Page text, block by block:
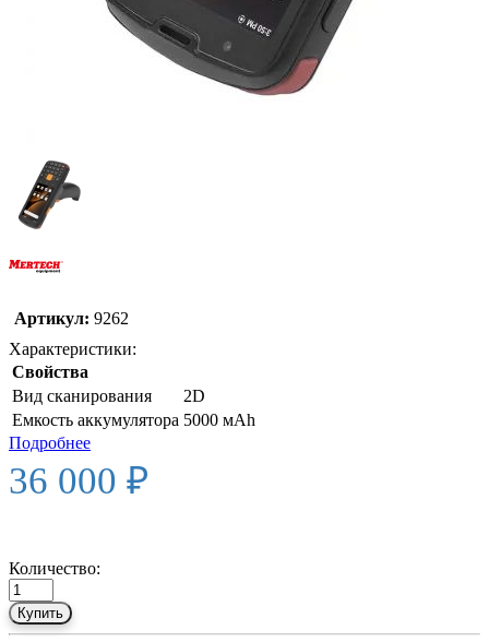
Артикул: 9262
Характеристики:
Свойства
Вид сканирования
2D
Емкость аккумулятора 5000 мАh
Подробнее
36 000 ₽
Количество:
Купить